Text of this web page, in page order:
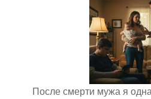
После смерти мужа я